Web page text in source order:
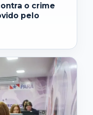
o crime
pelo